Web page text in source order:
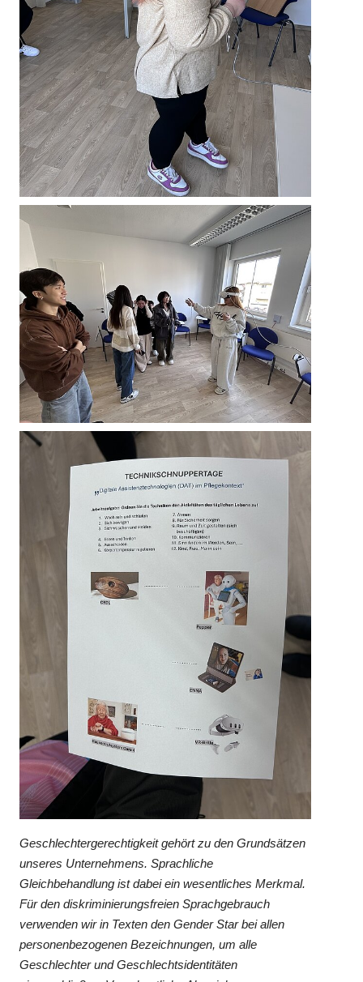
Geschlechtergerechtigkeit gehört zu den Grundsätzen
unseres Unternehmens. Sprachliche
Gleichbehandlung ist dabei ein wesentliches Merkmal.
Für den diskriminierungsfreien Sprachgebrauch
verwenden wir in Texten den Gender Star bei allen
personenbezogenen Bezeichnungen, um alle
Geschlechter und Geschlechtsidentitäten